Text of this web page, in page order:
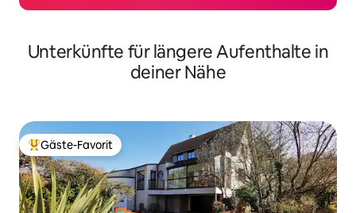
Unterkünfte für längere Aufenthalte in
deiner Nähe
Beliebter Gäste-Favorit.
Gäste-Favorit